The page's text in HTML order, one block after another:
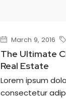
March 9, 2016
The Ultimate
Real Estate
Lorem ipsum
consectetur